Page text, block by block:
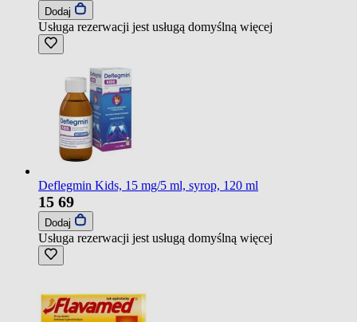
Dodaj
Usługa rezerwacji jest usługą domyślną więcej
Deflegmin Kids, 15 mg/5 ml, syrop, 120 ml
15 69
Dodaj
Usługa rezerwacji jest usługą domyślną więcej